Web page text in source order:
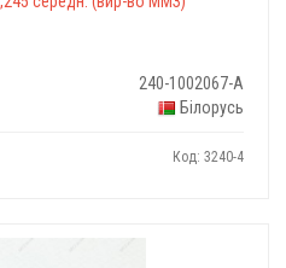
240-1002067-А
Білорусь
Код: 3240-4